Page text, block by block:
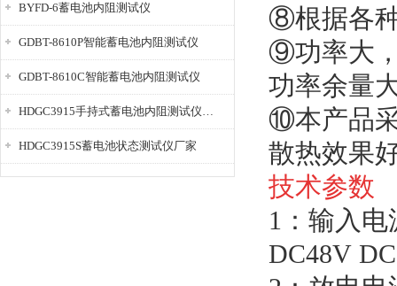
BYFD-6蓄电池内阻测试仪
GDBT-8610P智能蓄电池内阻测试仪
GDBT-8610C智能蓄电池内阻测试仪
HDGC3915手持式蓄电池内阻测试仪厂家
HDGC3915S蓄电池状态测试仪厂家
⑧根据各
⑨功率大
功率余量
⑩本产品
散热效果
技术参数
1：输入
DC48V